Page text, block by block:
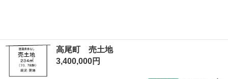
高尾町 売土地
3,400,000円